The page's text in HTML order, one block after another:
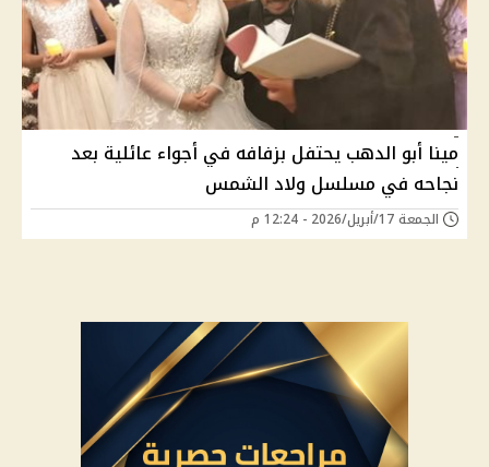
مينا أبو الدهب يحتفل بزفافه في أجواء عائلية بعد
نجاحه في مسلسل ولاد الشمس
الجمعة 17/أبريل/2026 - 12:24 م